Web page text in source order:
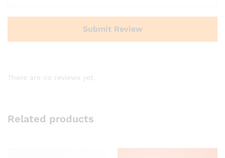
There are no reviews yet.
Related products